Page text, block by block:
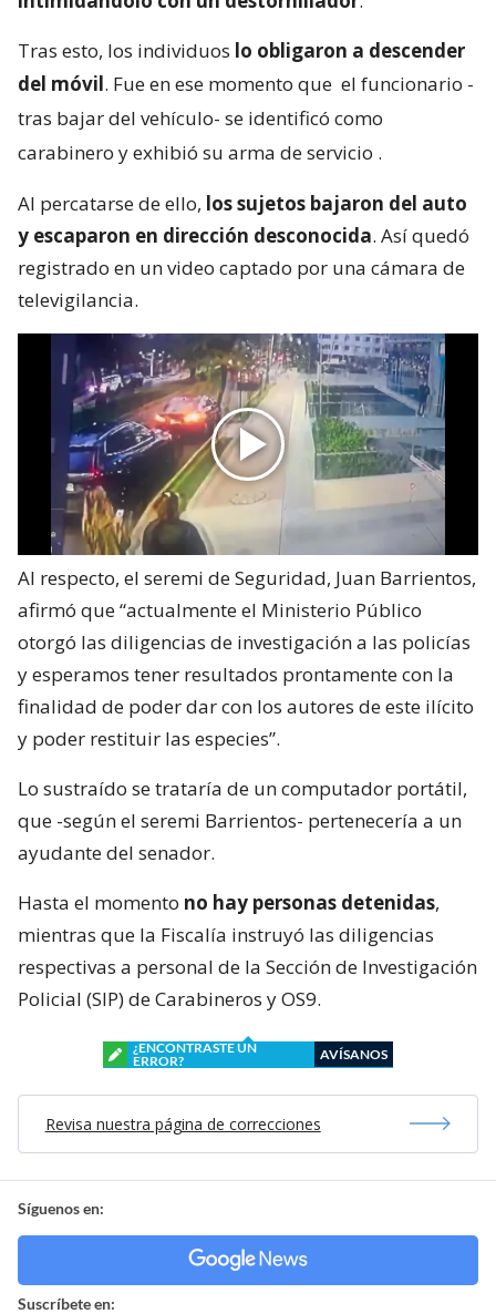
Tras esto, los individuos lo obligaron a descender
del móvil. Fue en ese momento que el funcionario -
tras bajar del vehículo- se identificó como
carabinero y exhibió su arma de servicio .
Al percatarse de ello, los sujetos bajaron del auto
y escaparon en dirección desconocida. Así quedó
registrado en un video captado por una cámara de
televigilancia.
Al respecto, el seremi de Seguridad, Juan Barrientos,
afirmó que “actualmente el Ministerio Público
otorgó las diligencias de investigación a las policías
y esperamos tener resultados prontamente con la
finalidad de poder dar con los autores de este ilícito
y poder restituir las especies”.
Lo sustraído se trataría de un computador portátil,
que -según el seremi Barrientos- pertenecería a un
ayudante del senador.
Hasta el momento no hay personas detenidas,
mientras que la Fiscalía instruyó las diligencias
respectivas a personal de la Sección de Investigación
Policial (SIP) de Carabineros y OS9.
¿ENCONTRASTE UN
ERROR?
AVÍSANOS
Revisa nuestra página de correcciones
Síguenos en:
Suscríbete en: